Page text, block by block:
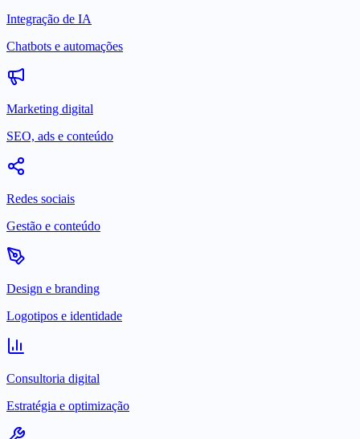
Integração de IA
Chatbots e automações
Marketing digital
SEO, ads e conteúdo
Redes sociais
Gestão e conteúdo
Design e branding
Logotipos e identidade
Consultoria digital
Estratégia e optimização